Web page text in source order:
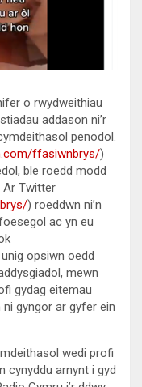
o rwydweithiau
addason ni’r
penodol.
ffasiwnbrys/)
ble roedd modd
Ar Twitter
) roeddwn ni’n
ac yn eu
opsiwn oedd
mewn
gydag eitemau
gyngor ar gyfer ein
wedi profi
cynyddu arnynt i gyd